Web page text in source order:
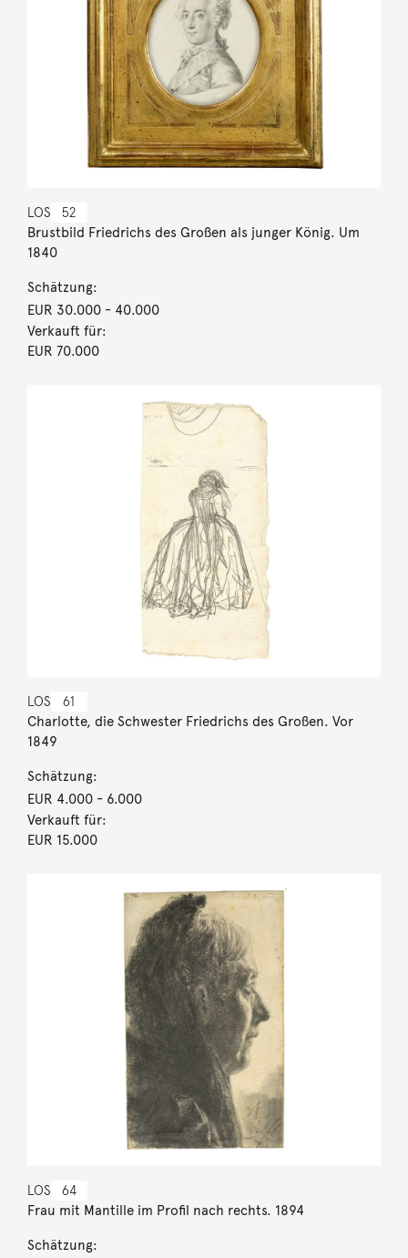
LOS 52
Brustbild Friedrichs des Großen als junger König. Um
1840
Schätzung:
EUR 30.000- 40.000
Verkauft für:
EUR 70.000
LOS 61
Charlotte, die Schwester Friedrichs des Großen. Vor
1849
Schätzung:
EUR 4.000- 6.000
Verkauft für:
EUR 15.000
LOS 64
Frau mit Mantille im Profil nach rechts. 1894
Schätzung: